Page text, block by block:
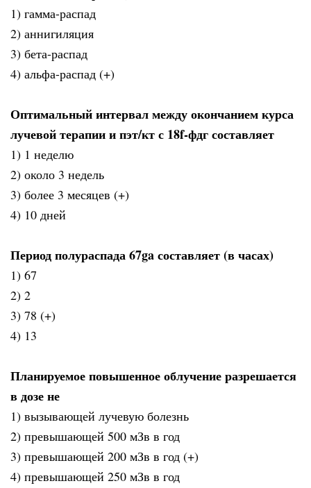
1) гамма-распад
2) аннигиляция
3) бета-распад
4) альфа-распад (+)
Оптимальный интервал между окончанием курса
лучевой терапии и пэт/кт с 18f-фдг составляет
1) 1 неделю
2) около 3 недель
3) более 3 месяцев (+)
4) 10 дней
Период полураспада 67ga составляет (в часах)
1) 67
2) 2
3) 78 (+)
4) 13
Планируемое повышенное облучение разрешается
в дозе не
1) вызывающей лучевую болезнь
2) превышающей 500 мЗв в год
3) превышающей 200 мЗв в год (+)
4) превышающей 250 мЗв в год